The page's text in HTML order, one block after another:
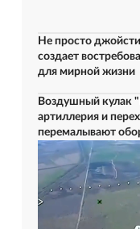
Не просто
создает
для мирной жизни
Воздушный кулак
артиллерия и
перемалывают